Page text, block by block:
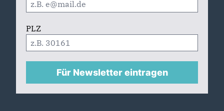
PLZ
Für Newsletter eintragen